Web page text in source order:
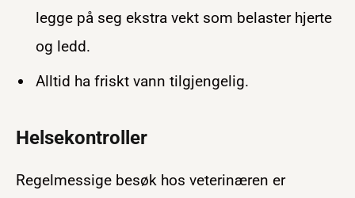
legge på seg ekstra vekt som belaster hjerte
og ledd.
Alltid ha friskt vann tilgjengelig.
Helsekontroller
Regelmessige besøk hos veterinæren er